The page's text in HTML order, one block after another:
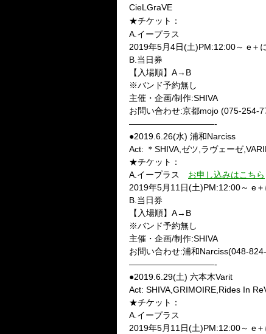
CieLGraVE
★チケット：
A.イープラス
2019年5月4日(土)PM:12:00～ e＋
B.当日券
【入場順】A→B
※バンド予約無し
主催・企画/制作:SHIVA
お問い合わせ:京都mojo (075-254-
——————————-
●2019.6.26(水) 浦和Narciss
Act: ＊SHIVA,ゼツ,ラヴェーゼ
★チケット：
A.イープラス お申し込みはこちら
2019年5月11日(土)PM:12:00～ e
B.当日券
【入場順】A→B
※バンド予約無し
主催・企画/制作:SHIVA
お問い合わせ:浦和Narciss(048-
——————————-
●2019.6.29(土) 六本木Varit
Act: SHIVA,GRIMOIRE,Rides In
★チケット：
A.イープラス
2019年5月11日(土)PM:12:00～ e